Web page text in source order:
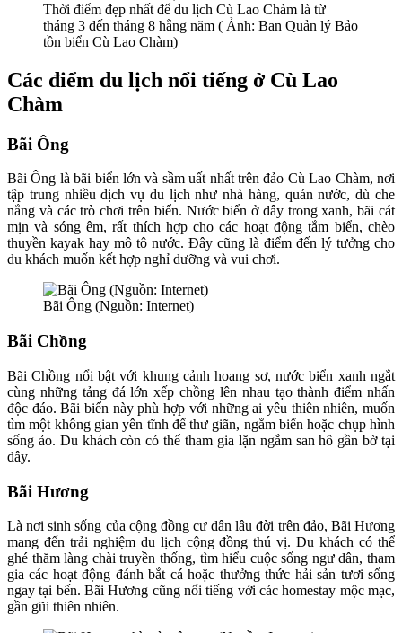
Thời điểm đẹp nhất để du lịch Cù Lao Chàm là từ
tháng 3 đến tháng 8 hằng năm ( Ảnh: Ban Quản lý Bảo
tồn biển Cù Lao Chàm)
Các điểm du lịch nổi tiếng ở Cù Lao
Chàm
Bãi Ông
Bãi Ông là bãi biển lớn và sầm uất nhất trên đảo Cù Lao Chàm, nơi
tập trung nhiều dịch vụ du lịch như nhà hàng, quán nước, dù che
nắng và các trò chơi trên biển. Nước biển ở đây trong xanh, bãi cát
mịn và sóng êm, rất thích hợp cho các hoạt động tắm biển, chèo
thuyền kayak hay mô tô nước. Đây cũng là điểm đến lý tưởng cho
du khách muốn kết hợp nghỉ dưỡng và vui chơi.
Bãi Ông (Nguồn: Internet)
Bãi Chồng
Bãi Chồng nổi bật với khung cảnh hoang sơ, nước biển xanh ngắt
cùng những tảng đá lớn xếp chồng lên nhau tạo thành điểm nhấn
độc đáo. Bãi biển này phù hợp với những ai yêu thiên nhiên, muốn
tìm một không gian yên tĩnh để thư giãn, ngắm biển hoặc chụp hình
sống ảo. Du khách còn có thể tham gia lặn ngắm san hô gần bờ tại
đây.
Bãi Hương
Là nơi sinh sống của cộng đồng cư dân lâu đời trên đảo, Bãi Hương
mang đến trải nghiệm du lịch cộng đồng thú vị. Du khách có thể
ghé thăm làng chài truyền thống, tìm hiểu cuộc sống ngư dân, tham
gia các hoạt động đánh bắt cá hoặc thưởng thức hải sản tươi sống
ngay tại bến. Bãi Hương cũng nổi tiếng với các homestay mộc mạc,
gần gũi thiên nhiên.